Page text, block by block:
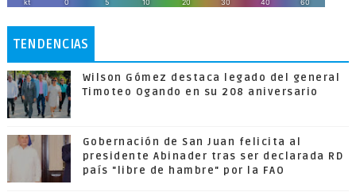
TENDENCIAS
Wilson Gómez destaca legado del general
Timoteo Ogando en su 208 aniversario
Gobernación de San Juan felicita al
presidente Abinader tras ser declarada RD
país "libre de hambre" por la FAO